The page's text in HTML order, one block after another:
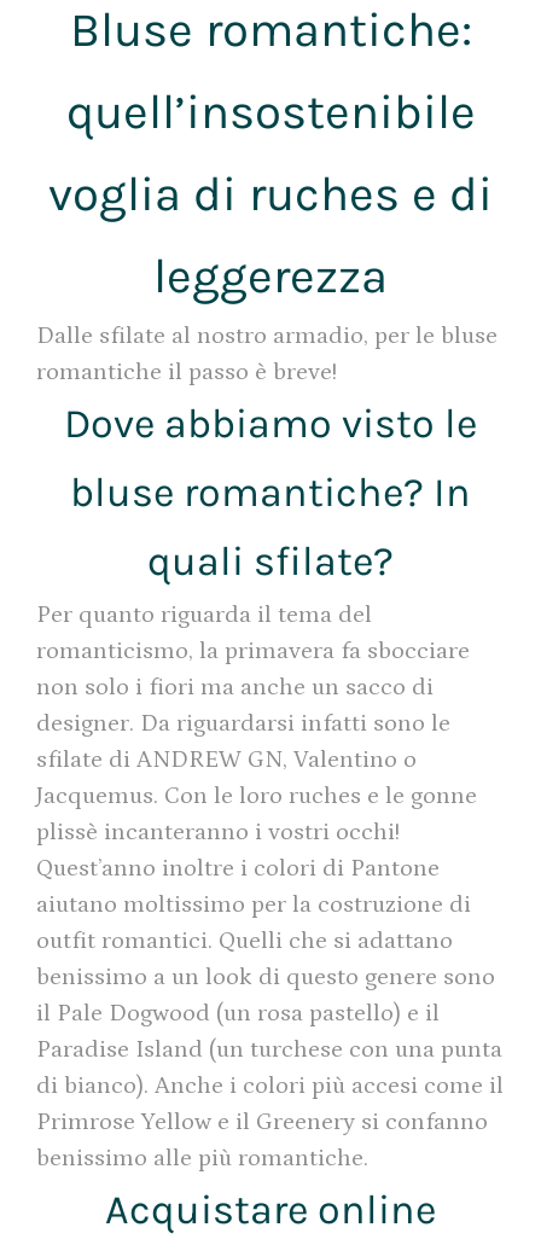
Bluse romantiche:
quell’insostenibile
voglia di ruches e di
leggerezza
Dalle sfilate al nostro armadio, per le bluse
romantiche il passo è breve!
Dove abbiamo visto le
bluse romantiche? In
quali sfilate?
Per quanto riguarda il tema del
romanticismo, la primavera fa sbocciare
non solo i fiori ma anche un sacco di
designer. Da riguardarsi infatti sono le
sfilate di ANDREW GN, Valentino o
Jacquemus. Con le loro ruches e le gonne
plissè incanteranno i vostri occhi!
Quest’anno inoltre i colori di Pantone
aiutano moltissimo per la costruzione di
outfit romantici. Quelli che si adattano
benissimo a un look di questo genere sono
il Pale Dogwood (un rosa pastello) e il
Paradise Island (un turchese con una punta
di bianco). Anche i colori più accesi come il
Primrose Yellow e il Greenery si confanno
benissimo alle più romantiche.
Acquistare online